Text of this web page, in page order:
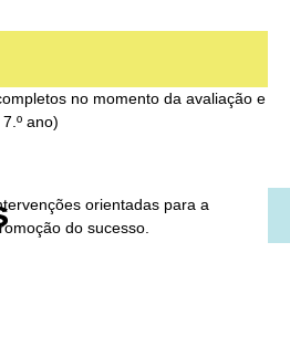
no momento da avaliação e
ano)
orientadas para a
do sucesso.